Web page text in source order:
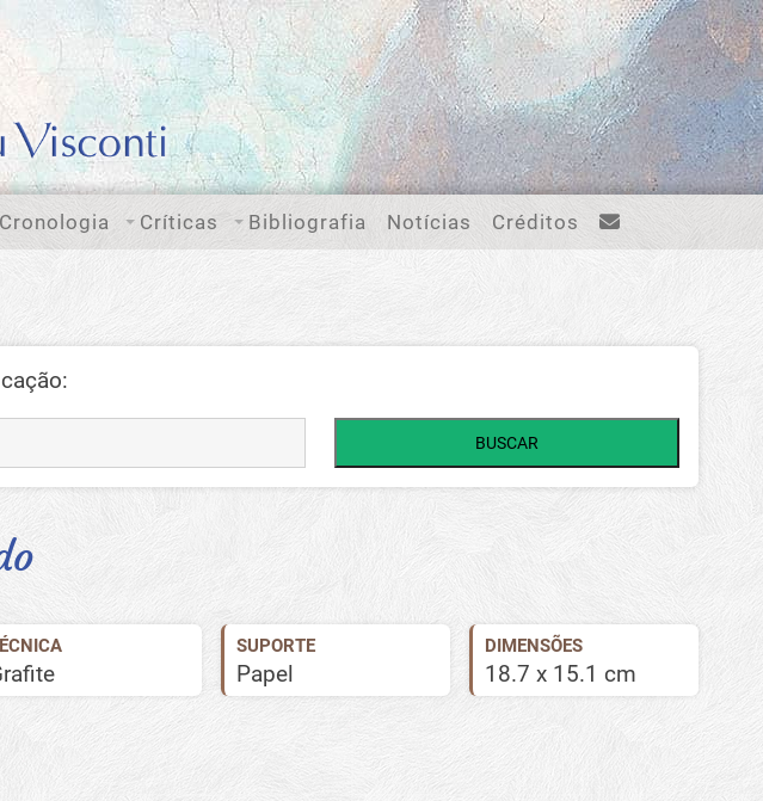
Cronologia Críticas Bibliografia Notícias Créditos
BUSCAR
SUPORTE
Papel
DIMENSÕES
18.7 x 15.1 cm